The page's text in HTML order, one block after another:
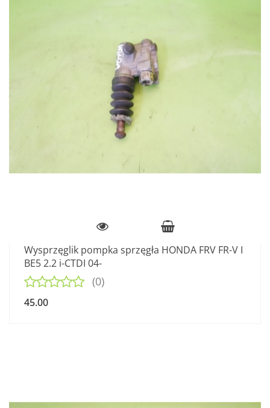
Wysprzęglik pompka sprzęgła HONDA FRV FR-V I
BE5 2.2 i-CTDI 04-
(0)
45.00